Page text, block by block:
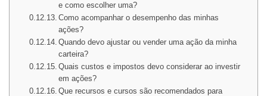
e como escolher uma?
Como acompanhar o desempenho das minhas
ações?
Quando devo ajustar ou vender uma ação da minha
carteira?
Quais custos e impostos devo considerar ao investir
em ações?
Que recursos e cursos são recomendados para